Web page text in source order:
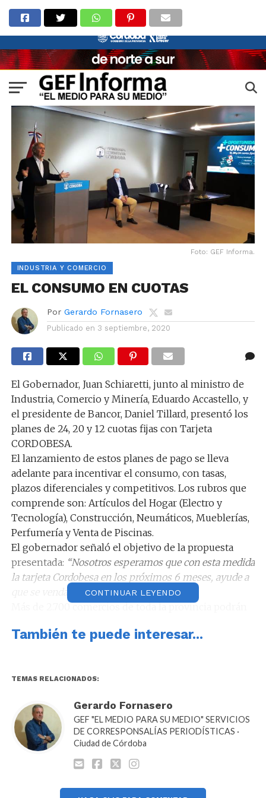
Foto: GEF Informa.
INDUSTRIA Y COMERCIO
EL CONSUMO EN CUOTAS
Por Gerardo Fornasero
Publicado en 3 septiembre, 2020
El Gobernador, Juan Schiaretti, junto al ministro de
Industria, Comercio y Minería, Eduardo Accastello, y
el presidente de Bancor, Daniel Tillard, presentó los
planes de 24, 20 y 12 cuotas fijas con Tarjeta
CORDOBESA.
El lanzamiento de estos planes de pago se lleva
adelante para incentivar el consumo, con tasas,
plazos diferenciales y competitivos. Los rubros que
comprende son: Artículos del Hogar (Electro y
Tecnología), Construcción, Neumáticos, Mueblerías,
Perfumería y Venta de Piscinas.
El gobernador señaló el objetivo de la propuesta
presentada: “Nosotros esperamos que con esta medida
la tarjeta Cordobesa en los próximos 6 meses, ayude a
que se vendan 15.000 millones de pesos”
Más de 2.700 comercios de toda la provincia podrán
presencial, como en ventas digitales (E-Commerce).
CONTINUAR LEYENDO
También te puede interesar...
TEMAS RELACIONADOS:
Gerardo Fornasero
GEF "EL MEDIO PARA SU MEDIO" SERVICIOS
DE CORRESPONSALÍAS PERIODÍSTICAS ·
Ciudad de Córdoba